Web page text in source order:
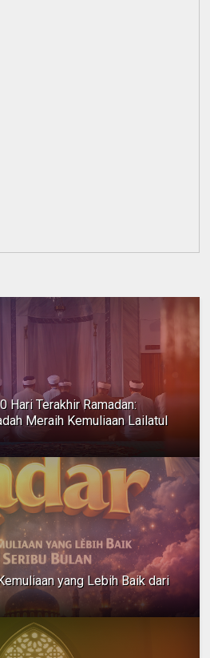
Hari Terakhir Ramadan:
Meraih Kemuliaan Lailatul
yang Lebih Baik dari